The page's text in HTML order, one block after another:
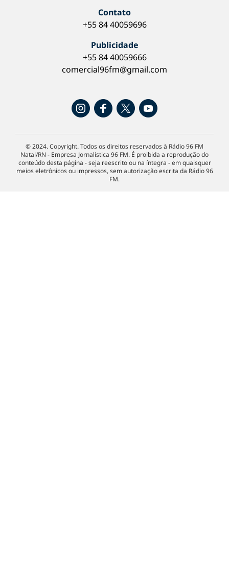
Contato
+55 84 40059696
Publicidade
+55 84 40059666
comercial96fm@gmail.com
© 2024. Copyright. Todos os direitos reservados à Rádio 96 FM
Natal/RN - Empresa Jornalística 96 FM. É proibida a reprodução do
conteúdo desta página - seja reescrito ou na íntegra - em quaisquer
meios eletrônicos ou impressos, sem autorização escrita da Rádio 96
FM.